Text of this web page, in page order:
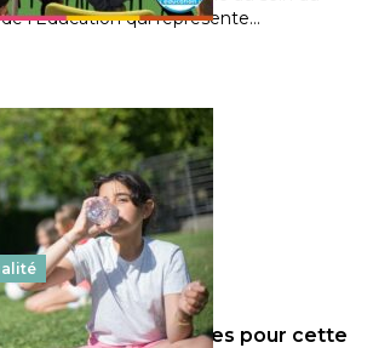
l’Éducation qui représente…
attendues pour cette